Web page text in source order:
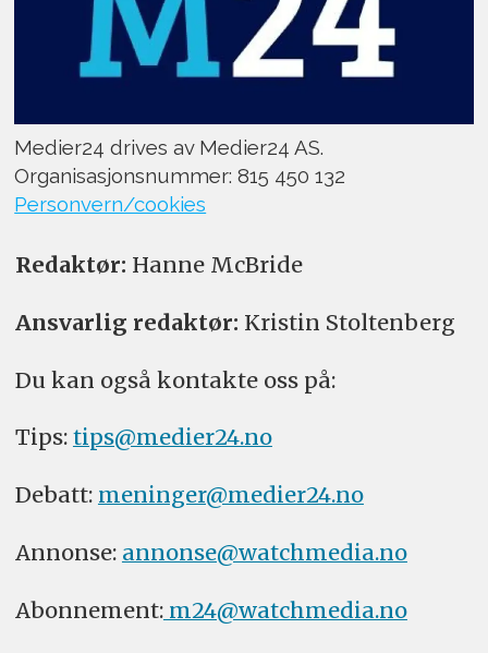
Medier24 drives av Medier24 AS.
Organisasjonsnummer: 815 450 132
Personvern/cookies
Redaktør: Hanne McBride
Ansvarlig redaktør: Kristin Stoltenberg
Du kan også kontakte oss på:
Tips: tips@medier24.no
Debatt: meninger@medier24.no
Annonse: annonse@watchmedia.no
Abonnement:m24@watchmedia.no